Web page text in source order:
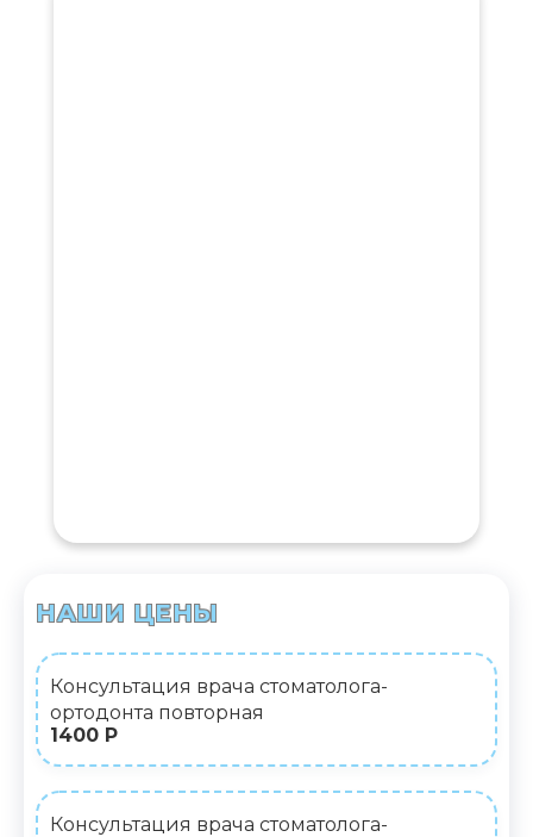
НАШИ ЦЕНЫ
Консультация врача стоматолога-
ортодонта повторная
1400 Р
Консультация врача стоматолога-